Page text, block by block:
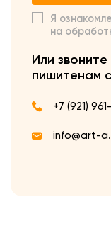
Я
на
Или звоните
пишитенам
+7 (921)
info@art-